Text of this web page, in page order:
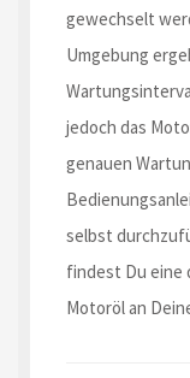
gewechselt
Umgebung
jedoch das
genauen
selbst
findest Du eine
Motoröl an